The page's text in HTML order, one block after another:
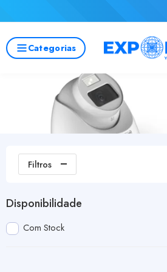
Categorias
Filtros
Disponibilidade
Com Stock